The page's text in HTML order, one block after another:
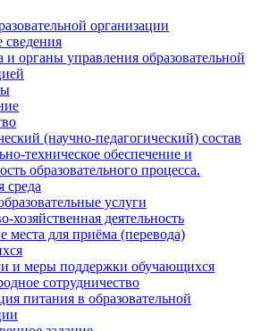
организации
и органы управления образовательной
(научно-педагогический) состав
техническое обеспечение и
образовательного процесса.
среда
услуги
хозяйственная деятельность
места для приёма (перевода)
и меры поддержки обучающихся
сотрудничество
питания в образовательной